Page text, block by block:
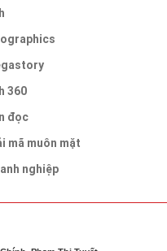
360
đọc
mã muôn mặt
nghiệp